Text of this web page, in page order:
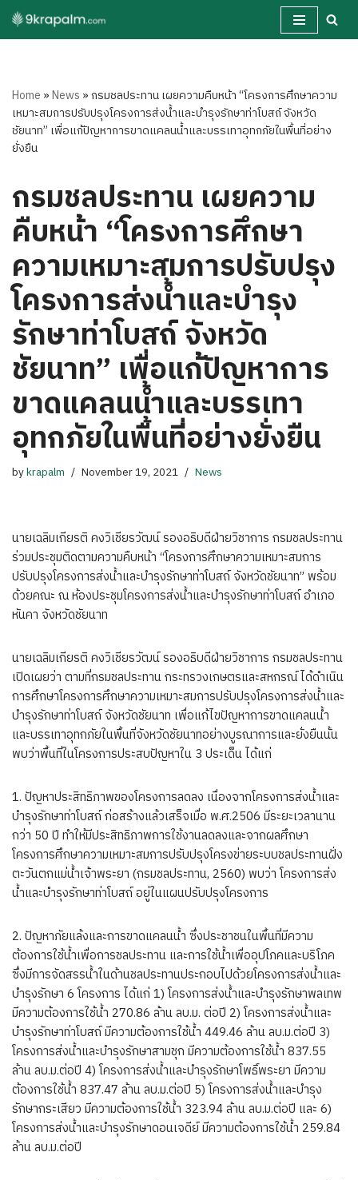
Skip
Home »News »กรมชลประทาน เผยความคืบหน้า “โครงการศึกษาความ
เหมาะสมการปรับปรุงโครงการส่งน้ำและบำรุงรักษาท่าโบสถ์ จังหวัด
ชัยนาท” เพื่อแก้ปัญหาการขาดแคลนน้ำและบรรเทาอุทกภัยในพื้นที่อย่าง
ยั่งยืน
กรมชลประทาน เผยความ
คืบหน้า “โครงการศึกษา
ความเหมาะสมการปรับปรุง
โครงการส่งน้ำและบำรุง
รักษาท่าโบสถ์ จังหวัด
ชัยนาท” เพื่อแก้ปัญหาการ
ขาดแคลนน้ำและบรรเทา
อุทกภัยในพื้นที่อย่างยั่งยืน
bykrapalm November 19, 2021 News
นายเฉลิมเกียรติ คงวิเชียรวัฒน์ รองอธิบดีฝ่ายวิชาการ กรมชลประทาน
ร่วมประชุมติดตามความคืบหน้า “โครงการศึกษาความเหมาะสมการ
ปรับปรุงโครงการส่งน้ำและบำรุงรักษาท่าโบสถ์ จังหวัดชัยนาท” พร้อม
ด้วยคณะ ณ ห้องประชุมโครงการส่งน้ำและบำรุงรักษาท่าโบสถ์ อำเภอ
หันคา จังหวัดชัยนาท
นายเฉลิมเกียรติ คงวิเชียรวัฒน์ รองอธิบดีฝ่ายวิชาการ กรมชลประทาน
เปิดเผยว่า ตามที่กรมชลประทาน กระทรวงเกษตรและสหกรณ์ ได้ดำเนิน
การศึกษาโครงการศึกษาความเหมาะสมการปรับปรุงโครงการส่งน้ำและ
บำรุงรักษาท่าโบสถ์ จังหวัดชัยนาท เพื่อแก้ไขปัญหาการขาดแคลนน้ำ
และบรรเทาอุทกภัยในพื้นที่จังหวัดชัยนาทอย่างบูรณาการและยั่งยืนนั้น
พบว่าพื้นที่ในโครงการประสบปัญหาใน 3 ประเด็น ได้แก่
1. ปัญหาประสิทธิภาพของโครงการลดลง เนื่องจากโครงการส่งน้ำและ
บำรุงรักษาท่าโบสถ์ ก่อสร้างแล้วเสร็จเมื่อ พ.ศ.2506 มีระยะเวลานาน
กว่า 50 ปี ทำให้มีประสิทธิภาพการใช้งานลดลงและจากผลศึกษา
โครงการศึกษาความเหมาะสมการปรับปรุงโครงข่ายระบบชลประทานฝั่ง
ตะวันตกแม่น้ำเจ้าพระยา (กรมชลประทาน, 2560) พบว่า โครงการส่ง
น้ำและบำรุงรักษาท่าโบสถ์ อยู่ในแผนปรับปรุงโครงการ
2. ปัญหาภัยแล้งและการขาดแคลนน้ำ ซึ่งประชาชนในพื้นที่มีความ
ต้องการใช้น้ำเพื่อการชลประทาน และการใช้น้ำเพื่ออุปโภคและบริโภค
ซึ่งมีการจัดสรรน้ำในด้านชลประทานประกอบไปด้วยโครงการส่งน้ำและ
บำรุงรักษา 6 โครงการ ได้แก่ 1) โครงการส่งน้ำและบำรุงรักษาพลเทพ
มีความต้องการใช้น้ำ 270.86 ล้าน ลบ.ม. ต่อปี 2) โครงการส่งน้ำและ
บำรุงรักษาท่าโบสถ์ มีความต้องการใช้น้ำ 449.46 ล้าน ลบ.ม.ต่อปี 3)
โครงการส่งน้ำและบำรุงรักษาสามชุก มีความต้องการใช้น้ำ 837.55
ล้าน ลบ.ม.ต่อปี 4) โครงการส่งน้ำและบำรุงรักษาโพธิ์พระยา มีความ
ต้องการใช้น้ำ 837.47 ล้าน ลบ.ม.ต่อปี 5) โครงการส่งน้ำและบำรุง
รักษากระเสียว มีความต้องการใช้น้ำ 323.94 ล้าน ลบ.ม.ต่อปี และ 6)
โครงการส่งน้ำและบำรุงรักษาดอนเจดีย์ มีความต้องการใช้น้ำ 259.84
ล้าน ลบ.ม.ต่อปี